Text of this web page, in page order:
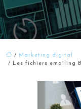
/
Marketing digital
/ Les fichiers emailing